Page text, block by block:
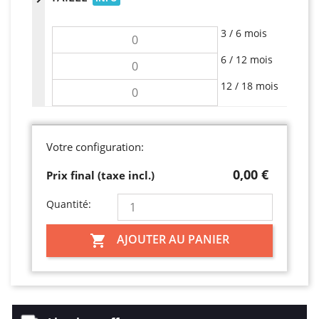
3 / 6 mois
6 / 12 mois
12 / 18 mois
Votre configuration:
Prix final (taxe incl.)
0,00 €
Quantité:
 AJOUTER AU PANIER